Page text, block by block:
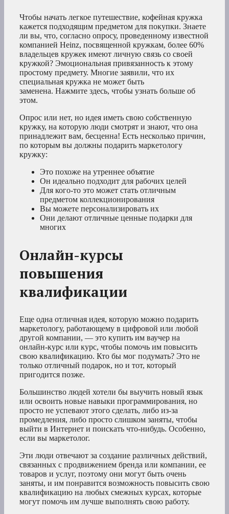
Чтобы начать легкое путешествие, кофейная кружка
кажется подходящим предметом для покупки. Знаете
ли вы, что, согласно опросу, проведенному известной
компанией Heinz, посвященной кружкам, более 60%
владельцев кружек имеют личную связь со своей
кружкой? Эмоциональная привязанность к этому
простому предмету. Многие заявили, что их
специальная кружка не может быть
заменена. Нажмите здесь, чтобы узнать больше об
этом.
Опрос или нет, но идея иметь свою собственную
кружку, на которую люди смотрят и знают, что она
принадлежит вам, бесценна! Есть несколько причин,
по которым вы должны подарить маркетологу
кружку:
Это похоже на утреннее объятие
Он идеально подходит для рабочих целей
Для кого-то это может стать отличным
предметом коллекционирования
Вы можете персонализировать их
Они делают отличные ценные подарки для
многих
Онлайн-курсы
повышения
квалификации
Еще одна отличная идея, которую можно подарить
маркетологу, работающему в цифровой или любой
другой компании, — это купить им ваучер на
онлайн-курс или курс, чтобы помочь им повысить
свою квалификацию. Кто бы мог подумать? Это не
только отличный подарок, но и тот, который
пригодится позже.
Большинство людей хотели бы выучить новый язык
или освоить новые навыки программирования, но
просто не успевают этого сделать, либо из-за
промедления, либо просто слишком заняты, чтобы
выйти в Интернет и поискать что-нибудь. Особенно,
если вы маркетолог.
Эти люди отвечают за создание различных действий,
связанных с продвижением бренда или компании, ее
товаров и услуг, поэтому они могут быть очень
заняты, и им понравится возможность повысить свою
квалификацию на любых смежных курсах, которые
могут помочь им лучше выполнять свою работу.